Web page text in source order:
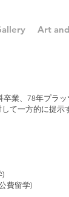
Art
業、78年プラ
て一方的に提
)
費留学)